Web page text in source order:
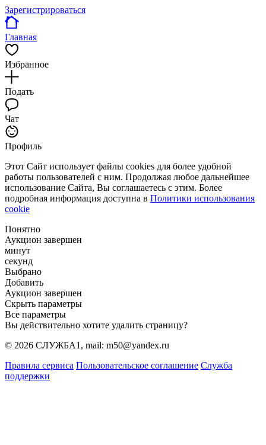
Зарегистрироваться
Главная
Избранное
Подать
Чат
Профиль
Этот Сайт использует файлы cookies для более удобной
работы пользователей с ним. Продолжая любое дальнейшее
использование Сайта, Вы соглашаетесь с этим. Более
подробная информация доступна в Политики использования
cookie
Понятно
Аукцион завершен
минут
секунд
Выбрано
Добавить
Аукцион завершен
Скрыть параметры
Все параметры
Вы действительно хотите удалить страницу?
© 2026 СЛУЖБА1, mail: m50@yandex.ru
Правила сервиса Пользовательское соглашение Служба
поддержки